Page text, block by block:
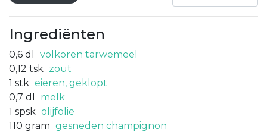
Ingrediënten
0,6 dl
volkoren tarwemeel
0,12 tsk zout
1 stk eieren, geklopt
0,7 dl
melk
1 spsk olijfolie
110 gram gesneden champignon